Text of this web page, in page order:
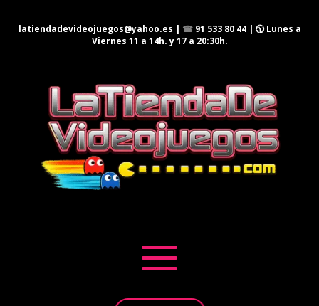
latiendadevideojuegos@yahoo.es | ☎ 91 533 80 44| 🕦 Lunes a
Viernes 11 a 14h. y 17 a 20:30h.